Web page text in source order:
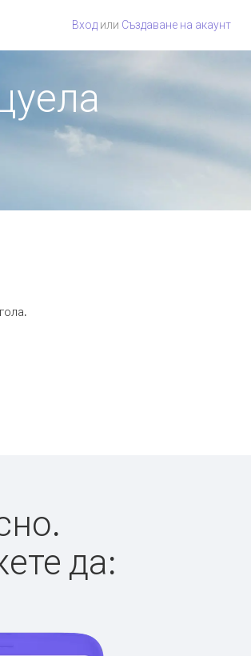
Вход или Създаване на акаунт
да: